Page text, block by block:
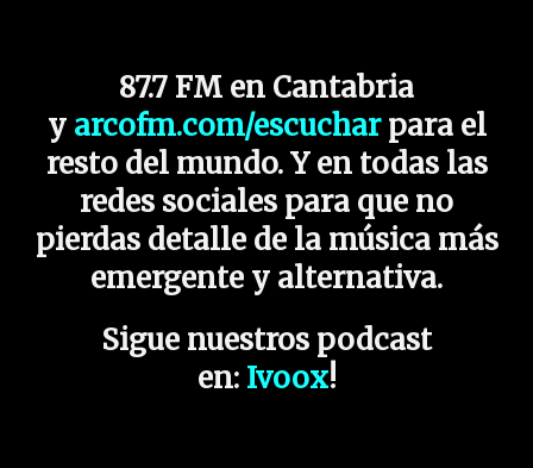
87.7 FM en Cantabria
y arcofm.com/escuchar para el
resto del mundo. Y en todas las
redes sociales para que no
pierdas detalle de la música más
emergente y alternativa.
Sigue nuestros podcast
en: Ivoox!